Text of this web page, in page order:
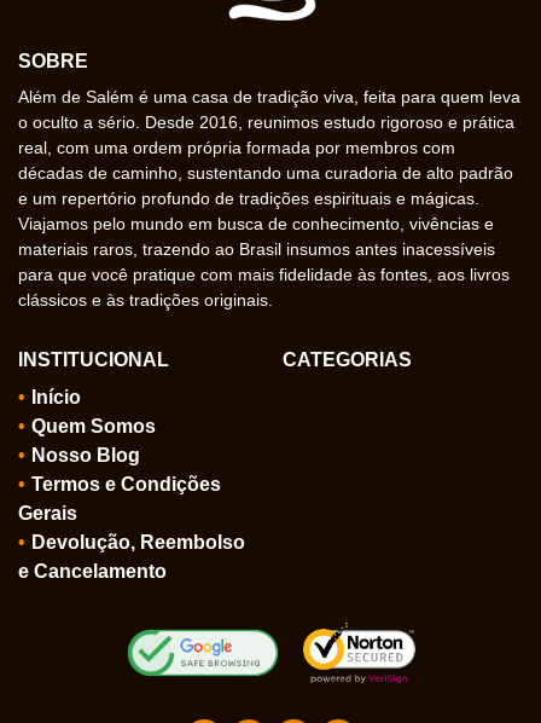
SOBRE
Além de Salém é uma casa de tradição viva, feita para quem leva
o oculto a sério. Desde 2016, reunimos estudo rigoroso e prática
real, com uma ordem própria formada por membros com
décadas de caminho, sustentando uma curadoria de alto padrão
e um repertório profundo de tradições espirituais e mágicas.
Viajamos pelo mundo em busca de conhecimento, vivências e
materiais raros, trazendo ao Brasil insumos antes inacessíveis
para que você pratique com mais fidelidade às fontes, aos livros
clássicos e às tradições originais.
INSTITUCIONAL
Início
Quem Somos
Nosso Blog
Termos e Condições
Gerais
Devolução, Reembolso
e Cancelamento
CATEGORIAS